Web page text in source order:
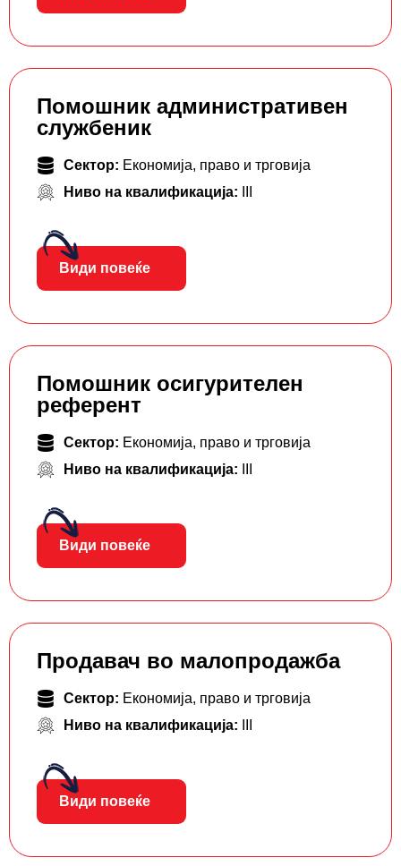
Помошник административен
службеник
Сектор: Економија, право и трговија
Ниво на квалификација:
Види повеќе
Помошник осигурителен
референт
Сектор: Економија, право и трговија
Ниво на квалификација:
Види повеќе
Продавач во малопродажба
Сектор: Економија, право и трговија
Ниво на квалификација:
Види повеќе